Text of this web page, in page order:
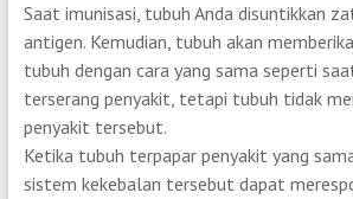
Saat imunisasi, tubuh Anda disuntikkan
antigen. Kemudian, tubuh akan
tubuh dengan cara yang sama seperti
terserang penyakit, tetapi tubuh tidak
penyakit tersebut.
Ketika tubuh terpapar penyakit yang
sistem kekebalan tersebut dapat